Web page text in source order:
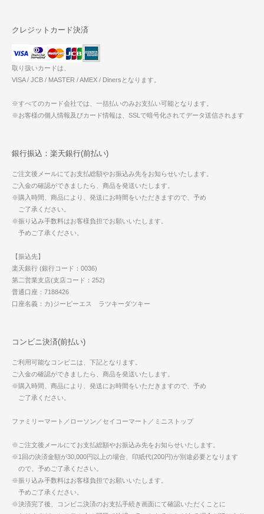
クレジットカード決済
取り扱いカードは、
VISA / JCB / MASTER / AMEX / Dinersとなります。
※すべてのカード会社では、一括払いのみお支払い可能となります。
※お客様の個人情報及びカード情報は、SSLで暗号化されてデータ送信されます
銀行振込：楽天銀行(前払い)
ご注文後メールにてお支払総額やお振込み先をお知らせいたします。
ご入金の確認ができましたら、商品を発送いたします。
※購入時間、商品により、発送にお時間をいただきますので、予め
ご了承ください。
※振り込み手数料はお客様負担でお願いいたします。
予めご了承ください。
【振込先】
楽天銀行 (銀行コード：0036)
第二営業支店(支店コード：252)
普通口座：7188426
口座名義：カ)ジーピーエス ラツキーダツキー
コンビニ決済(前払い)
ご利用可能なコンビニは、下記となります。
ご入金の確認ができましたら、商品を発送いたします。
※購入時間、商品により、発送にお時間をいただきますので、予め
ご了承ください。
ファミリーマート／ローソン／セイコーマート／ミニストップ
※ご注文後メールにてお支払総額やお振込み先をお知らせいたします。
※1回の決済金額が30,000円以上の場合、印紙代(200円)が別途必要となります
ので、予めご了承ください。
※振り込み手数料はお客様負担でお願いいたします。
予めご了承ください。
※決済完了後、コンビニ決済のお支払手続き画面にて確認いただくことに